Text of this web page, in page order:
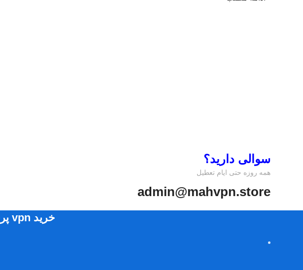
سوالی دارید؟
همه روزه حتی ایام تعطیل
admin@mahvpn.store
خرید vpn پرسرعت با هوش مصنوعی